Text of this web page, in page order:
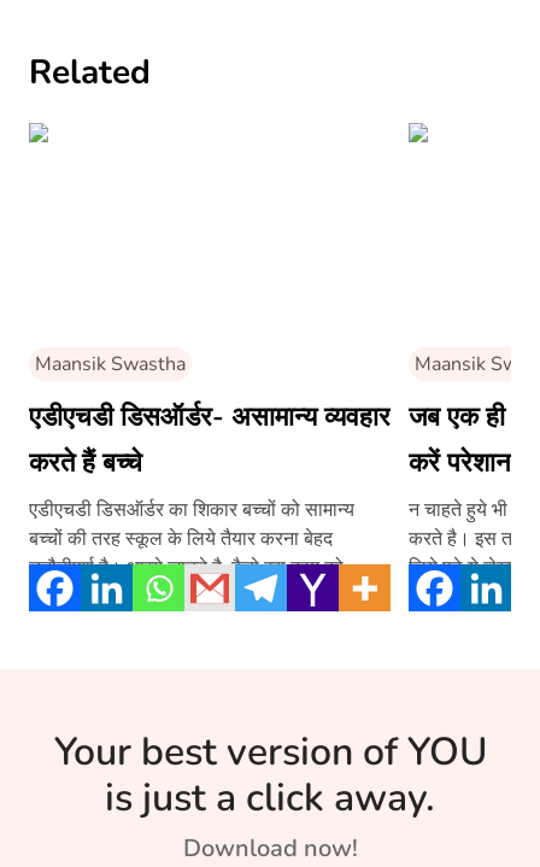
Related
Maansik Swastha
एडीएचडी डिसऑर्डर- असामान्य व्यवहार
करते हैं बच्चे
एडीएचडी डिसऑर्डर का शिकार बच्चों को सामान्य
बच्चों की तरह स्कूल के लिये तैयार करना बेहद
चुनौतीपूर्ण है। आइये जानते है, कैसे इस काम को
आसान बनाया जा सकता है?
Maansik
जब एक ही
करें परेशान
न चाहते हुये भी कई
करते है। इस तरह
लिये पढ़े ये लेख –
Your best version of YOU
is just a click away.
Download now!